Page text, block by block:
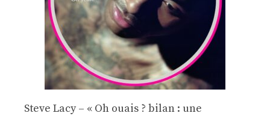
Steve Lacy – « Oh ouais ? bilan : une